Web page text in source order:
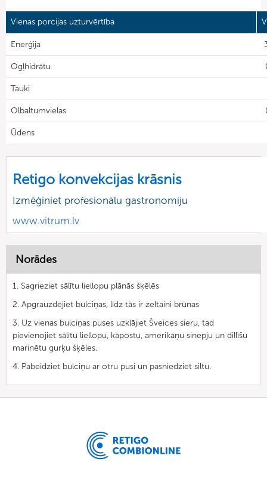
Vienas porcijas uzturvērtība
Enerģija
Ogļhidrātu
Tauki
Olbaltumvielas
Ūdens
Retigo konvekcijas krāsnis
Izmēģiniet profesionālu gastronomiju
www.vitrum.lv
Norādes
1. Sagrieziet sālītu liellopu plānās šķēlēs
2. Apgrauzdējiet bulciņas, līdz tās ir zeltaini brūnas
3. Uz vienas bulciņas puses uzklājiet Šveices sieru, tad
pievienojiet sālītu liellopu, kāpostu, amerikāņu sinepju un dillīšu
marinētu gurķu šķēles.
4. Pabeidziet bulciņu ar otru pusi un pasniedziet siltu.